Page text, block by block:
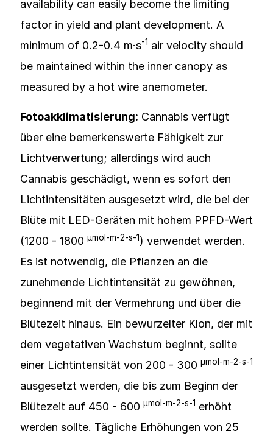
availability can easily become the limiting
factor in yield and plant development. A
minimum of 0.2-0.4 m·s-1 air velocity should
be maintained within the inner canopy as
measured by a hot wire anemometer.
Fotoakklimatisierung: Cannabis verfügt
über eine bemerkenswerte Fähigkeit zur
Lichtverwertung; allerdings wird auch
Cannabis geschädigt, wenn es sofort den
Lichtintensitäten ausgesetzt wird, die bei der
Blüte mit LED-Geräten mit hohem PPFD-Wert
(1200 - 1800 µmol-m-2-s-1) verwendet werden.
Es ist notwendig, die Pflanzen an die
zunehmende Lichtintensität zu gewöhnen,
beginnend mit der Vermehrung und über die
Blütezeit hinaus. Ein bewurzelter Klon, der mit
dem vegetativen Wachstum beginnt, sollte
einer Lichtintensität von 200 - 300 µmol-m-2-s-1
ausgesetzt werden, die bis zum Beginn der
Blütezeit auf 450 - 600 µmol-m-2-s-1 erhöht
werden sollte. Tägliche Erhöhungen von 25